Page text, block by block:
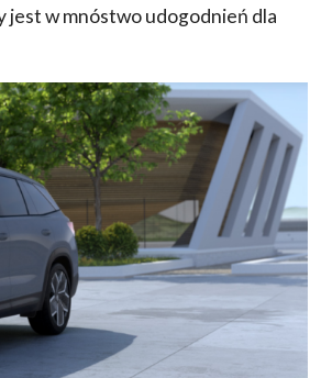
jest w mnóstwo udogodnień dla